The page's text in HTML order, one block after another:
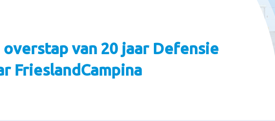
Interim
overstap van 20 jaar Defensie
FrieslandCampina